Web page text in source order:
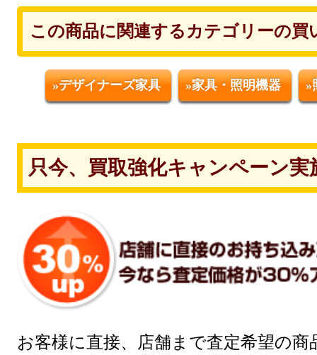
この商品に関連するカテゴリーの買
»デザイナーズ家具 »家具・照明機器 »
只今、買取強化キャンペーン実
お客様に直接、店舗まで査定希望の商